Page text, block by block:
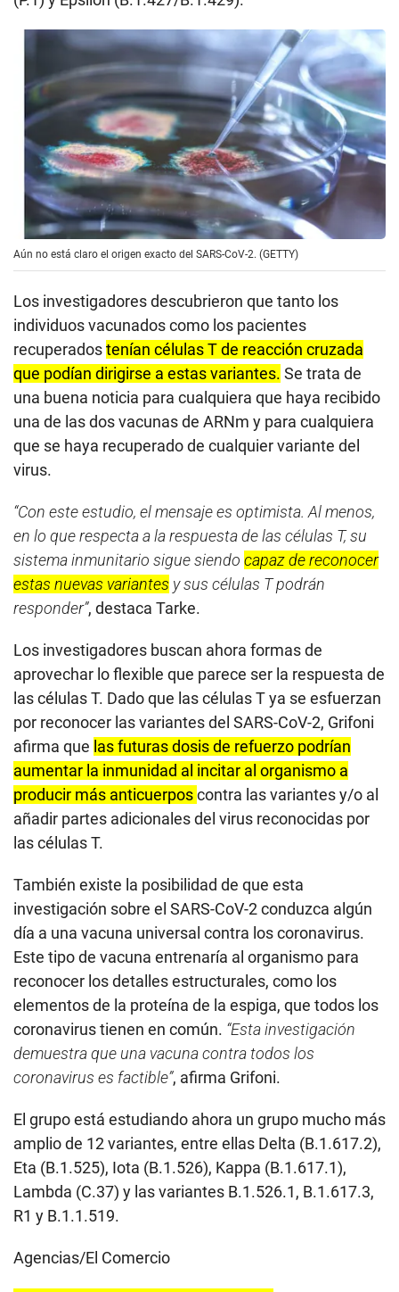
Aún no está claro el origen exacto del SARS-CoV-2. (GETTY)
Los investigadores descubrieron que tanto los
individuos vacunados como los pacientes
recuperadostenían células T de reacción cruzada
que podían dirigirse a estas variantes. Se trata de
una buena noticia para cualquiera que haya recibido
una de las dos vacunas de ARNm y para cualquiera
que se haya recuperado de cualquier variante del
virus.
“Con este estudio, el mensaje es optimista. Al menos,
en lo que respecta a la respuesta de las células T, su
sistema inmunitario sigue siendo capaz de reconocer
estas nuevas variantes y sus células T podrán
responder”, destaca Tarke.
Los investigadores buscan ahora formas de
aprovechar lo flexible que parece ser la respuesta de
las células T. Dado que las células T ya se esfuerzan
por reconocer las variantes del SARS-CoV-2, Grifoni
afirma que las futuras dosis de refuerzo podrían
aumentar la inmunidad al incitar al organismo a
producir más anticuerposcontra las variantes y/o al
añadir partes adicionales del virus reconocidas por
las células T.
También existe la posibilidad de que esta
investigación sobre el SARS-CoV-2 conduzca algún
día a una vacuna universal contra los coronavirus.
Este tipo de vacuna entrenaría al organismo para
reconocer los detalles estructurales, como los
elementos de la proteína de la espiga, que todos los
coronavirus tienen en común. “Esta investigación
demuestra que una vacuna contra todos los
coronavirus es factible”, afirma Grifoni.
El grupo está estudiando ahora un grupo mucho más
amplio de 12 variantes, entre ellas Delta (B.1.617.2),
Eta (B.1.525), Iota (B.1.526), Kappa (B.1.617.1),
Lambda (C.37) y las variantes B.1.526.1, B.1.617.3,
R1 y B.1.1.519.
Agencias/El Comercio